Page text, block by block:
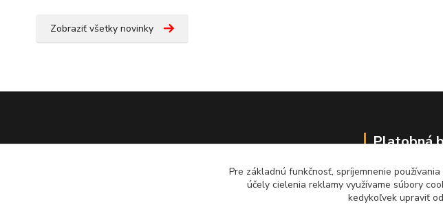
Zobraziť všetky novinky
Platobná
Pre základnú funkčnosť, spríjemnenie
účely cielenia reklamy využívame súbory
kedykoľvek upraviť